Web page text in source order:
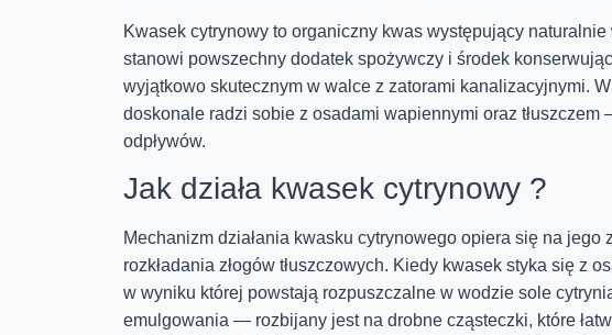
Kwasek cytrynowy to organiczny kwas występujący
stanowi powszechny dodatek spożywczy i środek
wyjątkowo skutecznym w walce z zatorami kanalizacyjnymi.
doskonale radzi sobie z osadami wapiennymi oraz
odpływów.
Jak działa kwasek cytrynowy ?
Mechanizm działania kwasku cytrynowego opiera się na
rozkładania złogów tłuszczowych. Kiedy kwasek styka się z
w wyniku której powstają rozpuszczalne w wodzie sole
emulgowania — rozbijany jest na drobne cząsteczki, które